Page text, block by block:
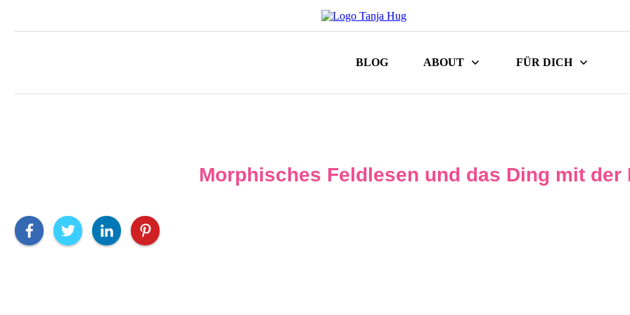
BLOG ABOUT FÜR DICH
Morphisches Feldlesen und das Ding mit